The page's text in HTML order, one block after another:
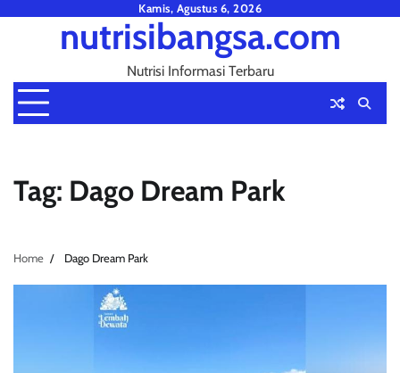
Kamis, Agustus 6, 2026
nutrisibangsa.com
Nutrisi Informasi Terbaru
Tag: Dago Dream Park
Home Dago Dream Park